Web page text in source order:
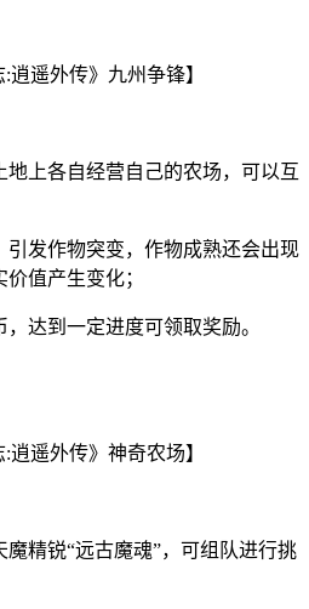
:逍遥外传》九州争锋】
地上各自经营自己的农场，可以互
引发作物突变，作物成熟还会出现
值产生变化；
达到一定进度可领取奖励。
:逍遥外传》神奇农场】
精锐“远古魔魂”，可组队进行挑